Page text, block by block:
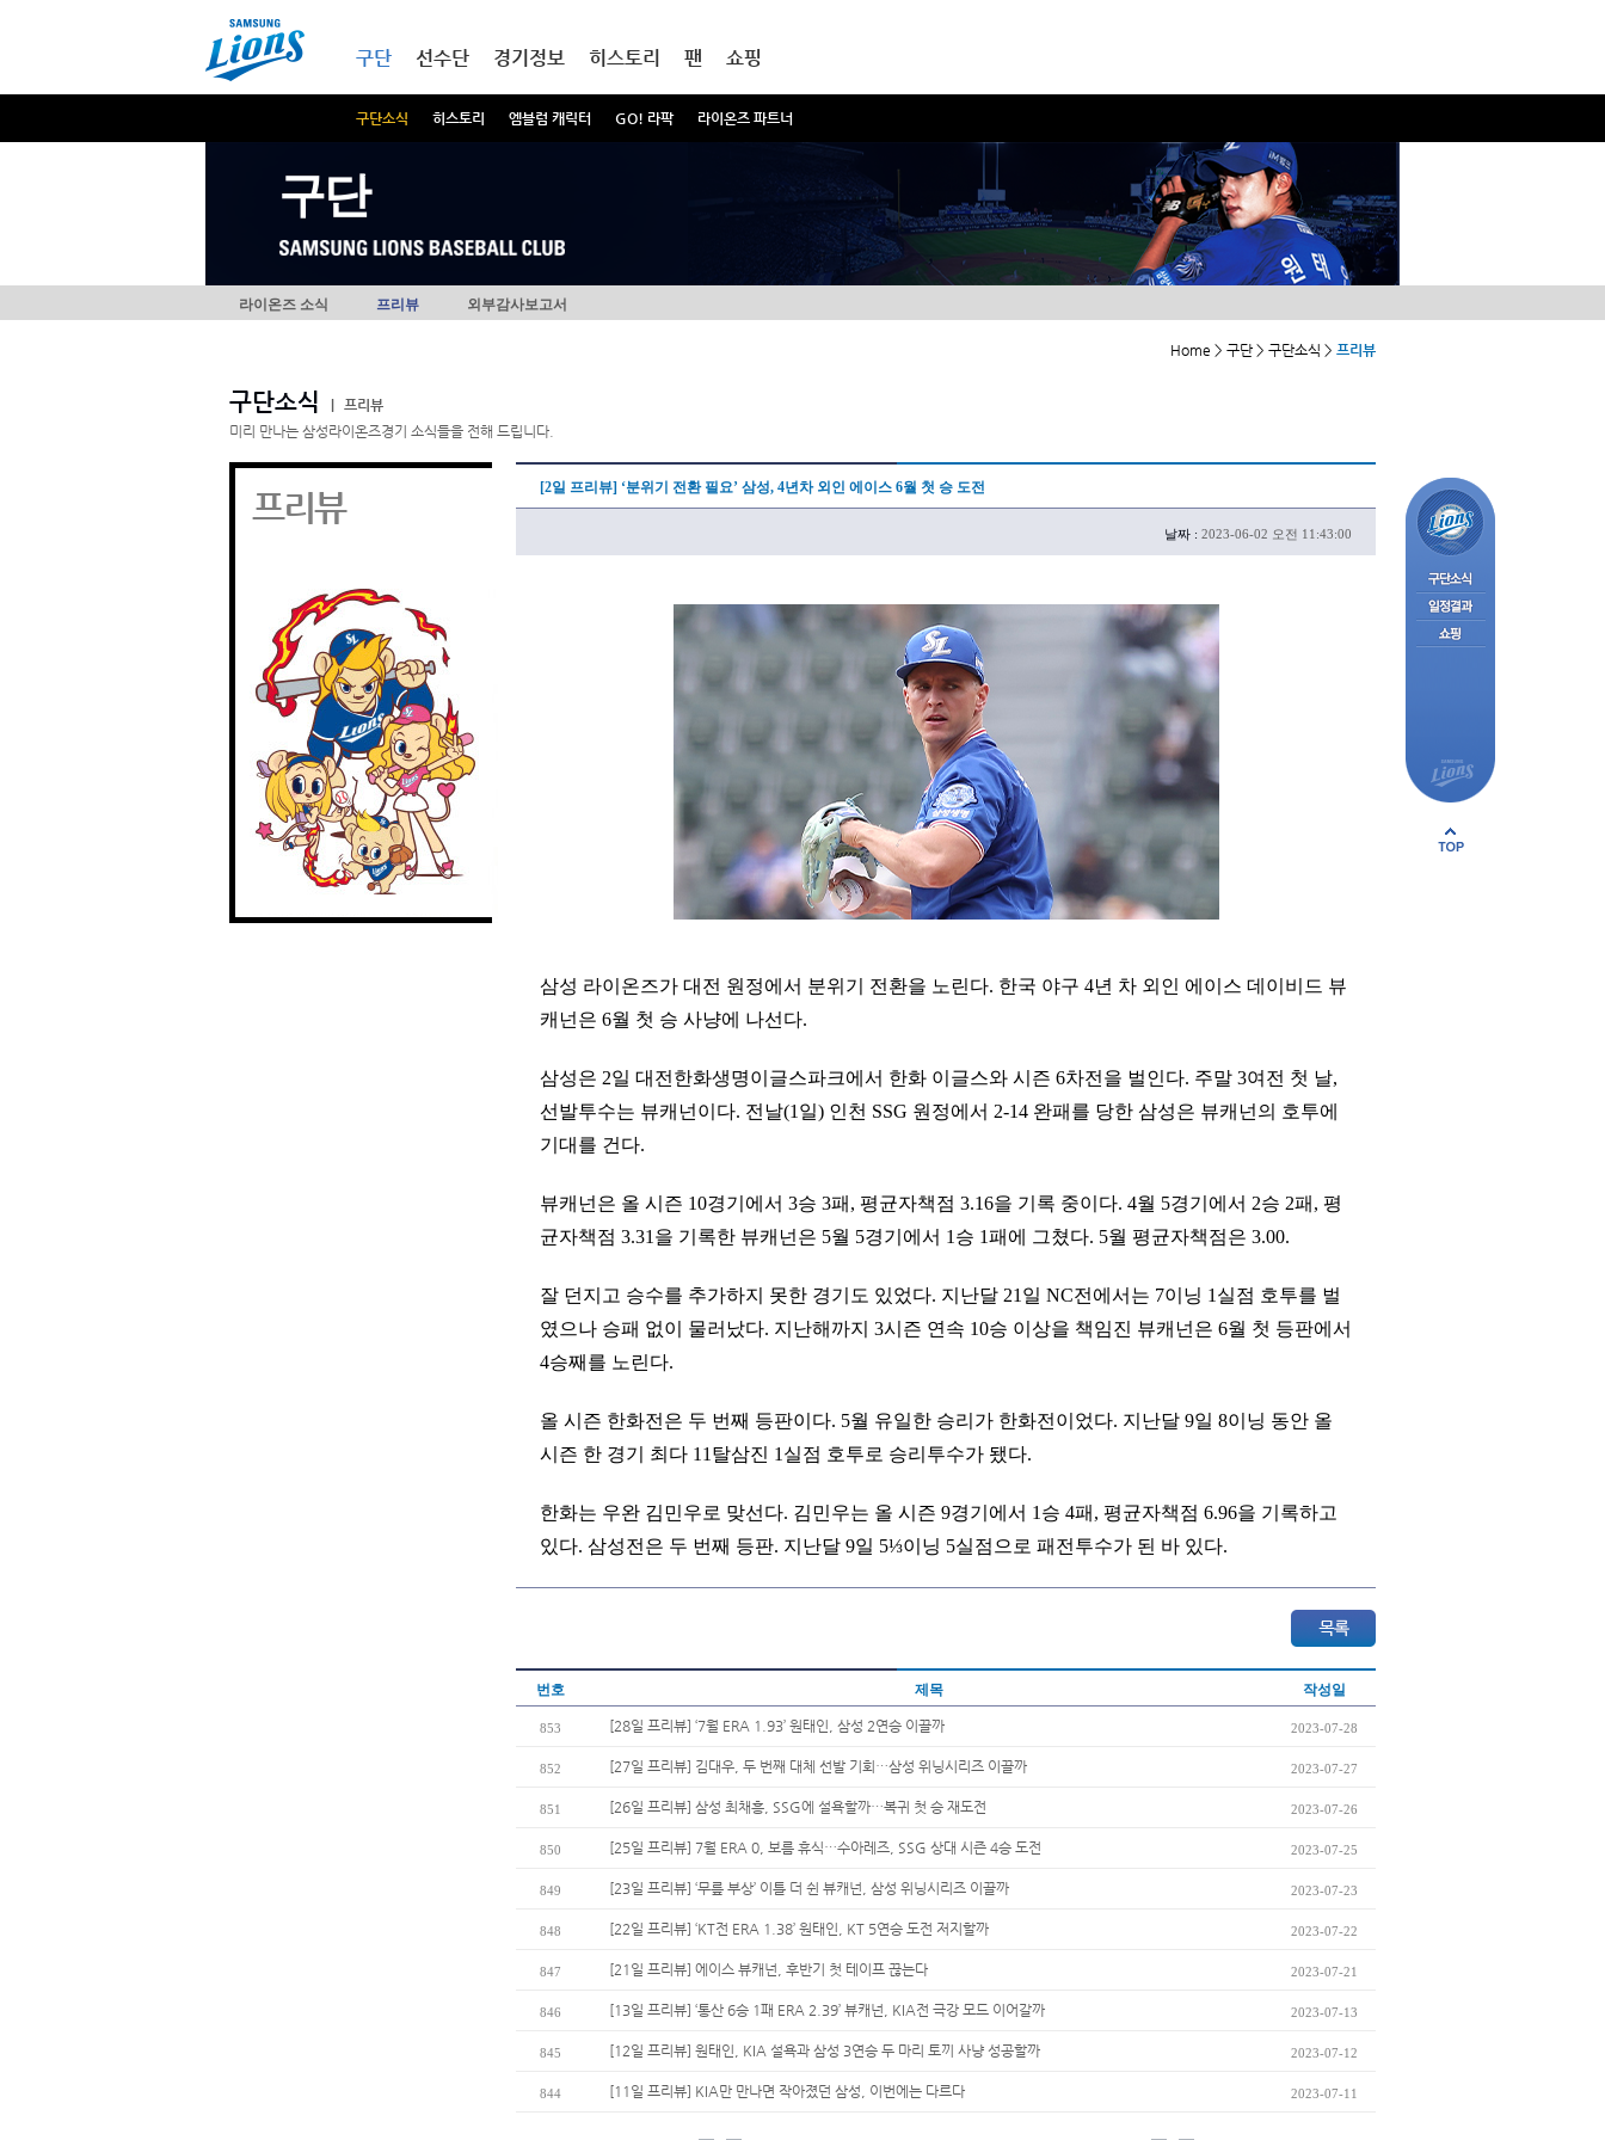
구단
구단소식 히스토리 엠블럼 캐릭터 GO! 라팍 라이온즈 파트너
선수단 경기정보 히스토리 팬 쇼핑
구단
라이온즈 소식 프리뷰 외부감사보고서
Home > 구단 > 구단소식 > 프리뷰
구단소식
프리뷰
미리 만나는 삼성라이온즈경기 소식들을 전해 드립니다.
프리뷰 [2일 프리뷰] ‘분위기 전환 필요’ 삼성, 4년차 외인 에이스 6월 첫 승 도전
날짜 : 2023-06-02 오전 11:43:00
삼성 라이온즈가 대전 원정에서 분위기 전환을 노린다. 한국 야구 4년 차 외인 에이스 데이비드 뷰
캐넌은 6월 첫 승 사냥에 나선다.
삼성은 2일 대전한화생명이글스파크에서 한화 이글스와 시즌 6차전을 벌인다. 주말 3여전 첫 날,
선발투수는 뷰캐넌이다. 전날(1일) 인천 SSG 원정에서 2-14 완패를 당한 삼성은 뷰캐넌의 호투에
기대를 건다.
뷰캐넌은 올 시즌 10경기에서 3승 3패, 평균자책점 3.16을 기록 중이다. 4월 5경기에서 2승 2패, 평
균자책점 3.31을 기록한 뷰캐넌은 5월 5경기에서 1승 1패에 그쳤다. 5월 평균자책점은 3.00.
잘 던지고 승수를 추가하지 못한 경기도 있었다. 지난달 21일 NC전에서는 7이닝 1실점 호투를 벌
였으나 승패 없이 물러났다. 지난해까지 3시즌 연속 10승 이상을 책임진 뷰캐넌은 6월 첫 등판에서
4승째를 노린다.
올 시즌 한화전은 두 번째 등판이다. 5월 유일한 승리가 한화전이었다. 지난달 9일 8이닝 동안 올
시즌 한 경기 최다 11탈삼진 1실점 호투로 승리투수가 됐다.
한화는 우완 김민우로 맞선다. 김민우는 올 시즌 9경기에서 1승 4패, 평균자책점 6.96을 기록하고
있다. 삼성전은 두 번째 등판. 지난달 9일 5⅓이닝 5실점으로 패전투수가 된 바 있다.
번호 제목 작성일
853 [28일 프리뷰] ‘7월 ERA 1.93’ 원태인, 삼성 2연승 이끌까 2023-07-28
852 [27일 프리뷰] 김대우, 두 번째 대체 선발 기회…삼성 위닝시리즈 이끌까 2023-07-27
851 [26일 프리뷰] 삼성 최채흥, SSG에 설욕할까…복귀 첫 승 재도전 2023-07-26
850 [25일 프리뷰] 7월 ERA 0, 보름 휴식…수아레즈, SSG 상대 시즌 4승 도전 2023-07-25
849 [23일 프리뷰] ‘무릎 부상’ 이틀 더 쉰 뷰캐넌, 삼성 위닝시리즈 이끌까 2023-07-23
848 [22일 프리뷰] ‘KT전 ERA 1.38’ 원태인, KT 5연승 도전 저지할까 2023-07-22
847 [21일 프리뷰] 에이스 뷰캐넌, 후반기 첫 테이프 끊는다 2023-07-21
846 [13일 프리뷰] ‘통산 6승 1패 ERA 2.39’ 뷰캐넌, KIA전 극강 모드 이어갈까 2023-07-13
845 [12일 프리뷰] 원태인, KIA 설욕과 삼성 3연승 두 마리 토끼 사냥 성공할까 2023-07-12
844 [11일 프리뷰] KIA만 만나면 작아졌던 삼성, 이번에는 다르다 2023-07-11